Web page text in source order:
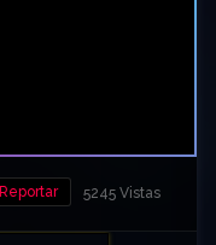
5245 Vistas
Reportar